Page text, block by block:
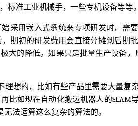
标准工业机械手，一些专机设备等等。
采用嵌入式系统来专项研发时，需
期初的研发费用会直接分摊到后期
大的降低。如果只是批量生产设备，
理想的，比如有些产品里需要大量复
比如现在自动化搬运机器人的SLAM
法运算这么复杂的算法的。